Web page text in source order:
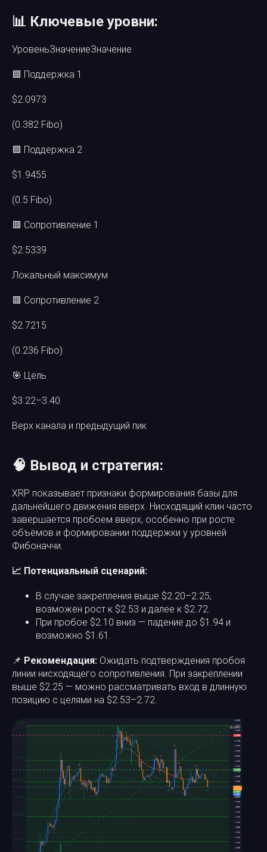
📊 Ключевые уровни:
УровеньЗначениеЗначение
🟩 Поддержка 1
$2.0973
(0.382 Fibo)
🟩 Поддержка 2
$1.9455
(0.5 Fibo)
🟥 Сопротивление 1
$2.5339
Локальный максимум
🟥 Сопротивление 2
$2.7215
(0.236 Fibo)
🎯 Цель
$3.22–3.40
Верх канала и предыдущий пик
🧠 Вывод и стратегия:
XRP показывает признаки формирования базы для
дальнейшего движения вверх. Нисходящий клин часто
завершается пробоем вверх, особенно при росте
объёмов и формировании поддержки у уровней
Фибоначчи.
📈 Потенциальный сценарий:
В случае закрепления выше $2.20–2.25,
возможен рост к $2.53 и далее к $2.72.
При пробое $2.10 вниз — падение до $1.94 и
возможно $1.61.
📌 Рекомендация: Ожидать подтверждения пробоя
линии нисходящего сопротивления. При закреплении
выше $2.25 — можно рассматривать вход в длинную
позицию с целями на $2.53–2.72.